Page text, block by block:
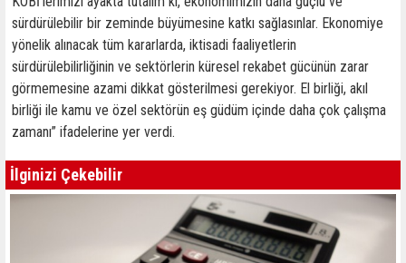
sürdürülebilir bir zeminde büyümesine katkı sağlasınlar. Ekonomiye
yönelik alınacak tüm kararlarda, iktisadi faaliyetlerin
sürdürülebilirliğinin ve sektörlerin küresel rekabet gücünün zarar
görmemesine azami dikkat gösterilmesi gerekiyor. El birliği, akıl
birliği ile kamu ve özel sektörün eş güdüm içinde daha çok çalışma
zamanı” ifadelerine yer verdi.
İlginizi Çekebilir